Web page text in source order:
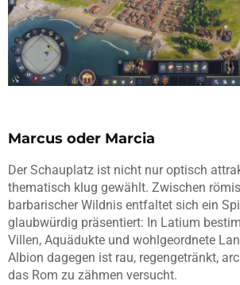
Marcus oder Marcia
Der Schauplatz ist nicht nur optisch
thematisch klug gewählt. Zwischen
barbarischer Wildnis entfaltet sich ein
glaubwürdig präsentiert: In Latium
Villen, Aquädukte und wohlgeordnete
Albion dagegen ist rau, regengetränkt,
das Rom zu zähmen versucht.